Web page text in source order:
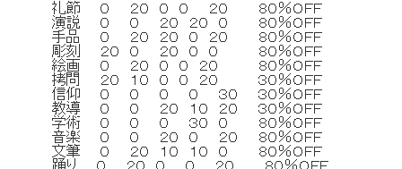
礼節 ０ ２０ ０ ０ ２０ ８０％ＯＦＦ
演説 ０ ０ ２０ ２０ ０ ８０％ＯＦＦ
手品 ０ ２０ ２０ ０ ２０ ８０％ＯＦＦ
彫刻 ２０ ０ ２０ ０ ０ ８０％ＯＦＦ
絵画 ０ ２０ ０ ０ ２０ ８０％ＯＦＦ
拷問 ２０ １０ ０ ０ ２０ ３０％ＯＦＦ
信仰 ０ ０ ０ ０ ３０ ３０％ＯＦＦ
教導 ０ ０ ２０ １０ ２０ ３０％ＯＦＦ
学術 ０ ０ ０ ３０ ０ ８０％ＯＦＦ
音楽 ０ ０ ２０ ０ ２０ ８０％ＯＦＦ
文筆 ０ ２０ １０ １０ ０ ８０％ＯＦＦ
踊り ０ ２０ ０ ０ ２０ ８０％ＯＦＦ